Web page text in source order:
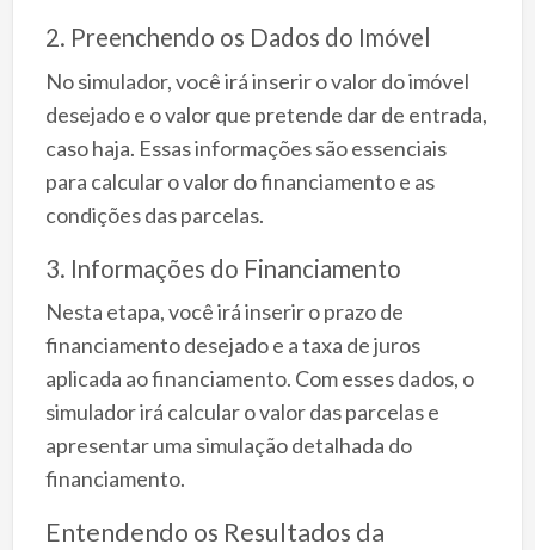
2. Preenchendo os Dados do Imóvel
No simulador, você irá inserir o valor do imóvel
desejado e o valor que pretende dar de entrada,
caso haja. Essas informações são essenciais
para calcular o valor do financiamento e as
condições das parcelas.
3. Informações do Financiamento
Nesta etapa, você irá inserir o prazo de
financiamento desejado e a taxa de juros
aplicada ao financiamento. Com esses dados, o
simulador irá calcular o valor das parcelas e
apresentar uma simulação detalhada do
financiamento.
Entendendo os Resultados da